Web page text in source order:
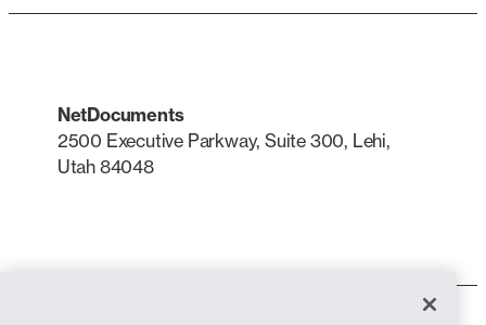
NetDocuments
2500 Executive Parkway, Suite 300, Lehi,
Utah 84048